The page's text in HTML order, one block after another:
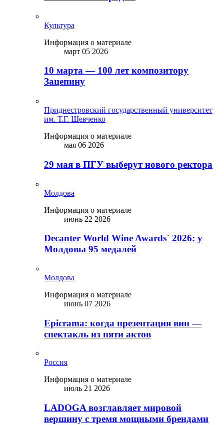
Культура
Информация о материале
март 05 2026
10 марта — 100 лет композитору
Зацепину
Приднестровский государственный университет
им. Т.Г. Шевченко
Информация о материале
мая 06 2026
29 мая в ПГУ выберут нового ректора
Молдова
Информация о материале
июнь 22 2026
Decanter World Wine Awards` 2026: у
Молдовы 95 медалей
Молдова
Информация о материале
июнь 07 2026
Epicrama: когда презентация вин —
спектакль из пяти актов
Россия
Информация о материале
июль 21 2026
LADOGA возглавляет мировой
вершину с тремя мощными брендами